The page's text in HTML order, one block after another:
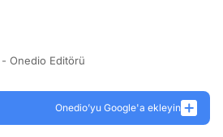
- Onedio Editörü
Onedio’yu Google'a ekleyin